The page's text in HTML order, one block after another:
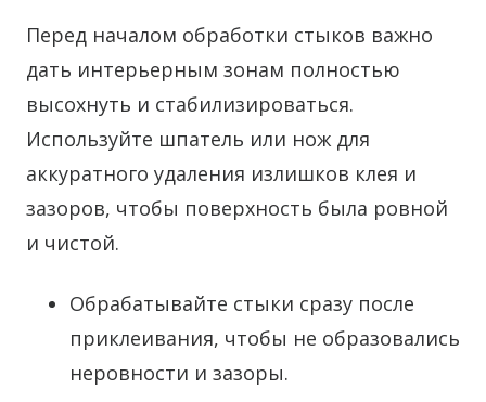
Перед началом обработки стыков важно
дать интерьерным зонам полностью
высохнуть и стабилизироваться.
Используйте шпатель или нож для
аккуратного удаления излишков клея и
зазоров, чтобы поверхность была ровной
и чистой.
Обрабатывайте стыки сразу после
приклеивания, чтобы не образовались
неровности и зазоры.